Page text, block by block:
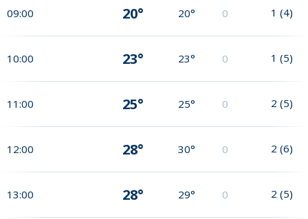
09:00 20° 20° 0 1 (4)
10:00 23° 23° 0 1 (5)
11:00 25° 25° 0 2 (5)
12:00 28° 30° 0 2 (6)
13:00 28° 29° 0 2 (5)